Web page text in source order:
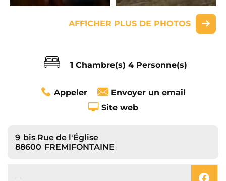
AFFICHER PLUS DE PHOTOS
1 Chambre(s) 4 Personne(s)
Appeler
Envoyer un email
Site web
9 bis Rue de l'Église
88600 FREMIFONTAINE